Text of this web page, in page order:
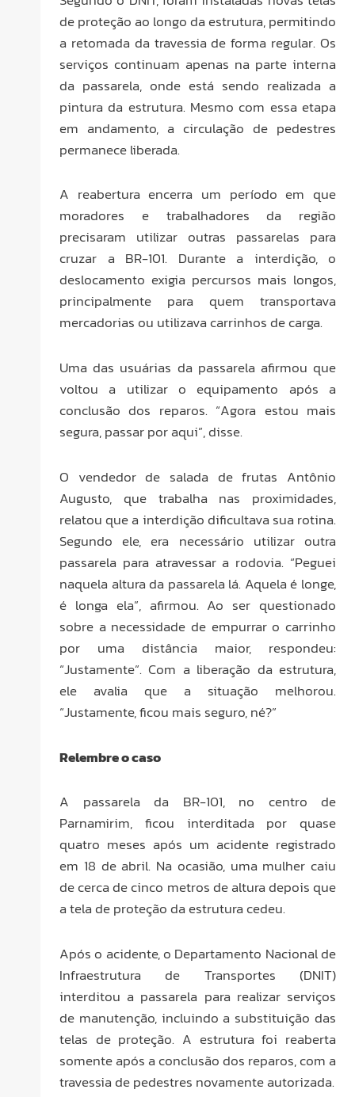
de proteção ao longo da estrutura, permitindo
a retomada da travessia de forma regular. Os
serviços continuam apenas na parte interna
da passarela, onde está sendo realizada a
pintura da estrutura. Mesmo com essa etapa
em andamento, a circulação de pedestres
permanece liberada.
A reabertura encerra um período em que
moradores e trabalhadores da região
precisaram utilizar outras passarelas para
cruzar a BR-101. Durante a interdição, o
deslocamento exigia percursos mais longos,
principalmente para quem transportava
mercadorias ou utilizava carrinhos de carga.
Uma das usuárias da passarela afirmou que
voltou a utilizar o equipamento após a
conclusão dos reparos. “Agora estou mais
segura, passar por aqui”, disse.
O vendedor de salada de frutas Antônio
Augusto, que trabalha nas proximidades,
relatou que a interdição dificultava sua rotina.
Segundo ele, era necessário utilizar outra
passarela para atravessar a rodovia. “Peguei
naquela altura da passarela lá. Aquela é longe,
é longa ela”, afirmou. Ao ser questionado
sobre a necessidade de empurrar o carrinho
por uma distância maior, respondeu:
“Justamente”. Com a liberação da estrutura,
ele avalia que a situação melhorou.
“Justamente, ficou mais seguro, né?”
Relembre o caso
A passarela da BR-101, no centro de
Parnamirim, ficou interditada por quase
quatro meses após um acidente registrado
em 18 de abril. Na ocasião, uma mulher caiu
de cerca de cinco metros de altura depois que
a tela de proteção da estrutura cedeu.
Após o acidente, o Departamento Nacional de
Infraestrutura de Transportes (DNIT)
interditou a passarela para realizar serviços
de manutenção, incluindo a substituição das
telas de proteção. A estrutura foi reaberta
somente após a conclusão dos reparos, com a
travessia de pedestres novamente autorizada.